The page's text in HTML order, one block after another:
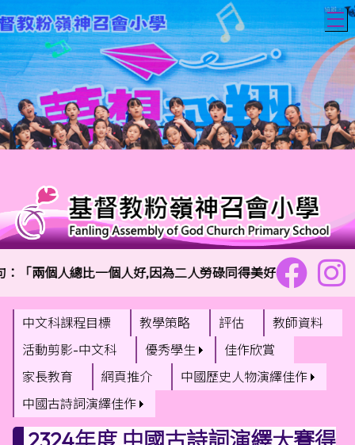
「兩個人總比一個人好,因為二人勞碌同得美好的果效。」傳
中文科課程目標 教學策略 評估
教師資料
活動剪影-中文科
優秀學生
佳作欣賞
家長教育
網頁推介
中國歷史人物演繹佳作
中國古詩詞演繹佳作